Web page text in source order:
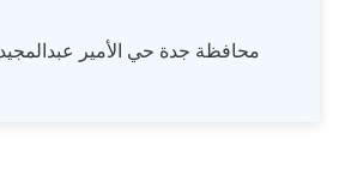
محافظة جدة حي الأمير عبدالمجيد